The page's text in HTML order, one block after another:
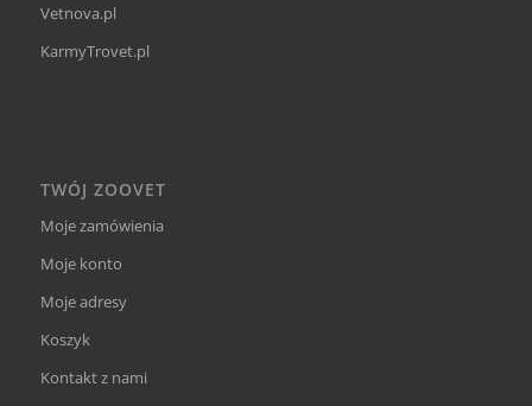
Vetnova.pl
KarmyTrovet.pl
TWÓJ ZOOVET
Moje zamówienia
Moje konto
Moje adresy
Koszyk
Kontakt z nami